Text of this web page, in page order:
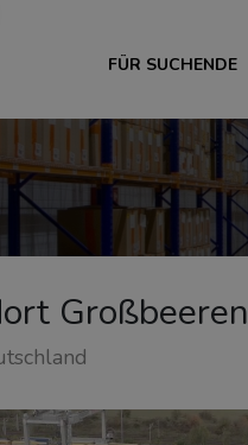
FÜR SUCHENDE
Großbeeren